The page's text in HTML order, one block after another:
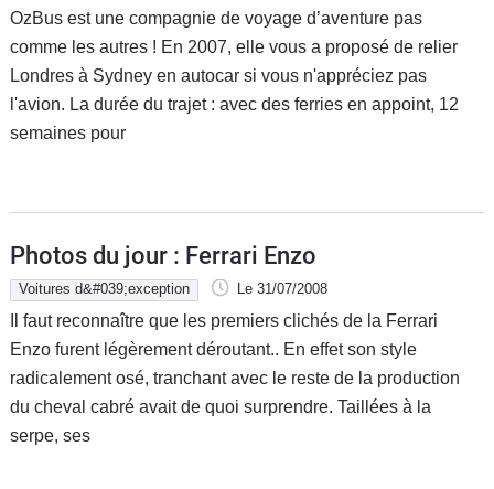
OzBus est une compagnie de voyage d’aventure pas
comme les autres ! En 2007, elle vous a proposé de relier
Londres à Sydney en autocar si vous n'appréciez pas
l'avion. La durée du trajet : avec des ferries en appoint, 12
semaines pour
Photos du jour : Ferrari Enzo
Voitures d&#039;exception Le 31/07/2008
Il faut reconnaître que les premiers clichés de la Ferrari
Enzo furent légèrement déroutant.. En effet son style
radicalement osé, tranchant avec le reste de la production
du cheval cabré avait de quoi surprendre. Taillées à la
serpe, ses